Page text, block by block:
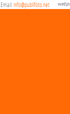
Email:info@publifoto.net